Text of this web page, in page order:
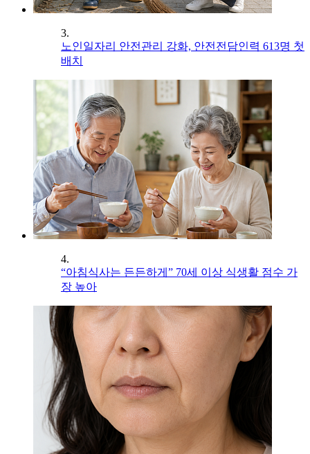
3.
노인일자리 안전관리 강화, 안전전담인력 613명 첫
배치
4.
“아침식사는 든든하게” 70세 이상 식생활 점수 가
장 높아